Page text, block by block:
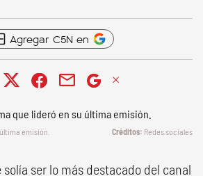
Agregar C5N en
emisión. Redes sociales
ser lo más destacado del canal